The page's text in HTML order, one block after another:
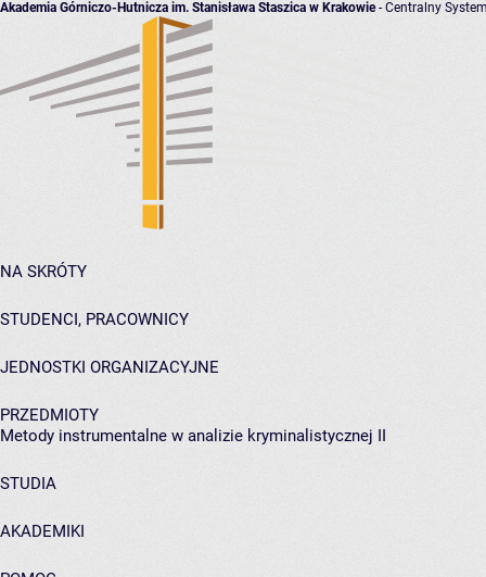
Akademia Górniczo-Hutnicza im. Stanisława Staszica w Krakowie- Centralny
NA SKRÓTY
STUDENCI, PRACOWNICY
JEDNOSTKI ORGANIZACYJNE
PRZEDMIOTY
Metody instrumentalne w analizie kryminalistycznej II
STUDIA
AKADEMIKI